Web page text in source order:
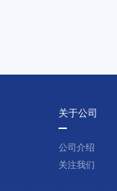
关于公司
公司介绍
关注我们